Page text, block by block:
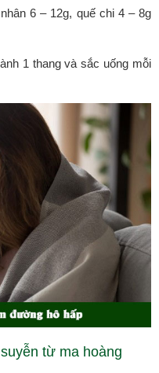
6 – 12g, quế chi 4 – 8g
1 thang và sắc uống mỗi
từ ma hoàng